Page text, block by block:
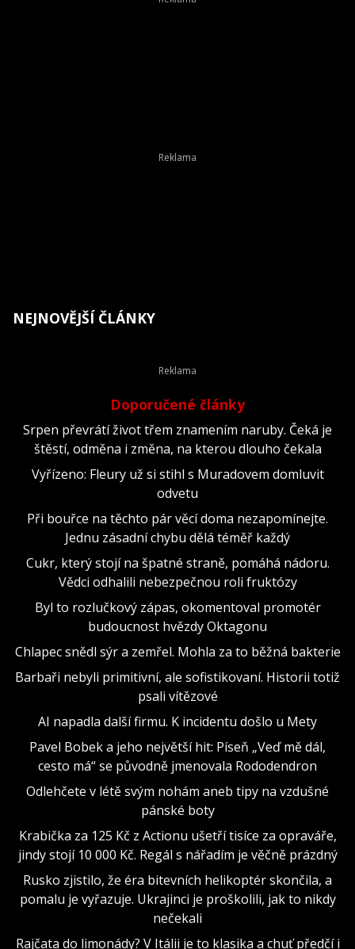
NEJNOVĚJŠÍ ČLÁNKY
Doporučené články
Srpen převrátí život třem znamením naruby. Čeká je
štěstí, odměna i změna, na kterou dlouho čekala
Vyřízeno: Fleury už si stihl s Muradovem domluvit
odvetu
Při bouřce na těchto pár věcí doma nezapomínejte.
Jednu zásadní chybu dělá téměř každý
Cukr, který stojí na špatné straně, pomáhá nádoru.
Vědci odhalili nebezpečnou roli fruktózy
Byl to rozlučkový zápas, okomentoval promotér
budoucnost hvězdy Oktagonu
Chlapec snědl sýr a zemřel. Mohla za to běžná bakterie
Barbaři nebyli primitivní, ale sofistikovaní. Historii totiž
psali vítězové
AI napadla další firmu. K incidentu došlo u Mety
Pavel Bobek a jeho největší hit: Píseň „Veď mě dál,
cesto má“ se původně jmenovala Rododendron
Odlehčete v létě svým nohám aneb tipy na vzdušné
pánské boty
Krabička za 125 Kč z Actionu ušetří tisíce za opraváře,
jindy stojí 10 000 Kč. Regál s nářadím je věčně prázdný
Rusko zjistilo, že éra bitevních helikoptér skončila, a
pomalu je vyřazuje. Ukrajinci je proškolili, jak to nikdy
nečekali
Rajčata do limonády? V Itálii je to klasika a chuť předčí i